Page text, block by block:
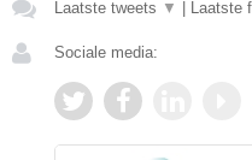
Laatste tweets ▼ | Laatste
Sociale media: